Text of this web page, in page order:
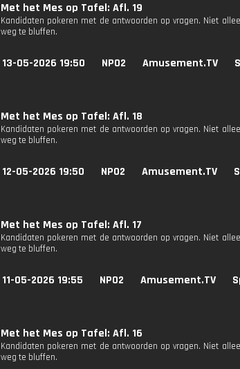
Met het Mes op Tafel: Afl. 19
Kandidaten pokeren met de antwoorden op vragen. Niet
weg te bluffen.
13-05-2026 19:50 NPO2 Amusement.TV
Met het Mes op Tafel: Afl. 18
Kandidaten pokeren met de antwoorden op vragen. Niet
weg te bluffen.
12-05-2026 19:50 NPO2 Amusement.TV
Met het Mes op Tafel: Afl. 17
Kandidaten pokeren met de antwoorden op vragen. Niet
weg te bluffen.
11-05-2026 19:55 NPO2 Amusement.TV
Met het Mes op Tafel: Afl. 16
Kandidaten pokeren met de antwoorden op vragen. Niet
weg te bluffen.